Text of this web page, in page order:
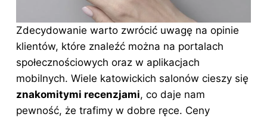
Zdecydowanie warto zwrócić uwagę na opinie
klientów, które znaleźć można na portalach
społecznościowych oraz w aplikacjach
mobilnych. Wiele katowickich salonów cieszy się
znakomitymi recenzjami, co daje nam
pewność, że trafimy w dobre ręce. Ceny